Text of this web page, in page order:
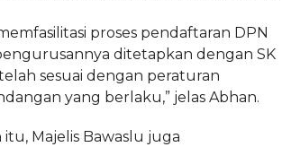
proses pendaftaran DPN
ditetapkan dengan SK
sesuai dengan peraturan
yang berlaku,” jelas Abhan.
itu, Majelis Bawaslu juga